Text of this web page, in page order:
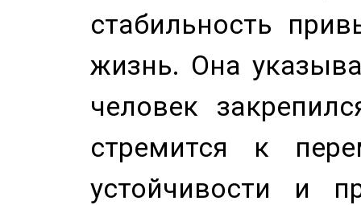
стабильность
жизнь. Она
человек
стремится к
устойчивости и